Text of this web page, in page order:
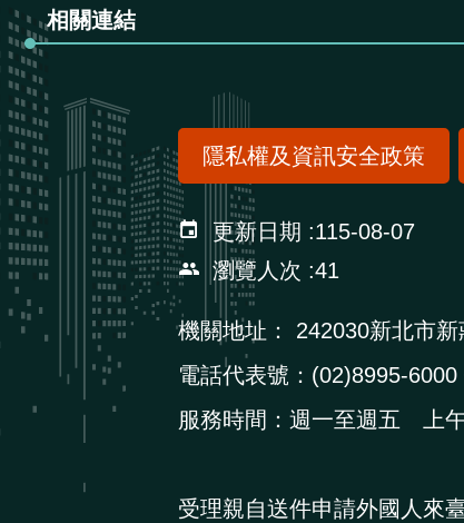
相關連結
隱私權及資訊安全政策
更新日期
115-08-07
瀏覽人次
41
機關地址：
242030新北市
電話代表號：(02)8995-
服務時間：週一至週五 上
受理親自送件申請外國人來